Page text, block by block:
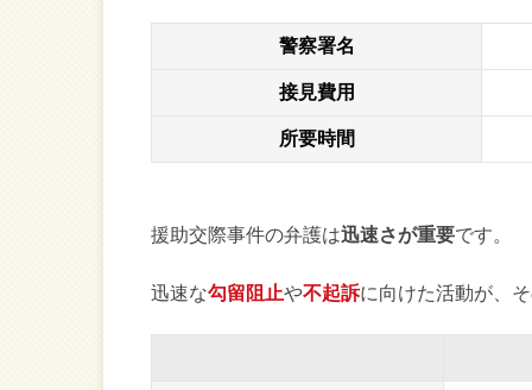
警察署名
接見費用
所要時間
援助交際事件の弁護は迅速さが重要です。
迅速な勾留阻止や不起訴に向けた活動が、